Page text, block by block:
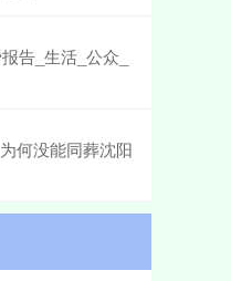
告_生活_公众_
何没能同葬沈阳